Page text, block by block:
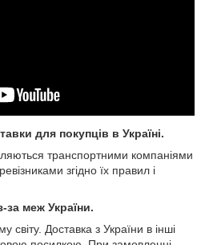
для покупців в Україні.
транспортними компаніями
згідно їх правил і
за меж України.
світу. Доставка з України в інші